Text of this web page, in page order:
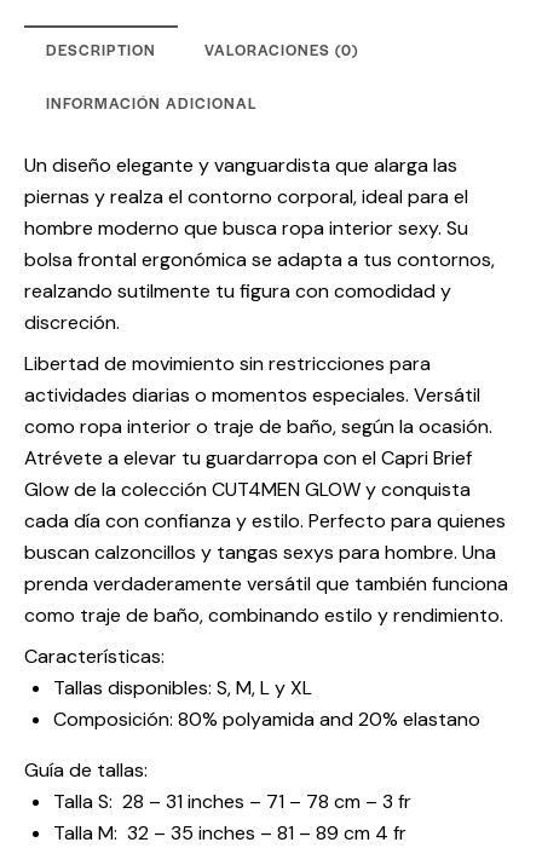
DESCRIPTION VALORACIONES (0)
INFORMACIÓN ADICIONAL
Un diseño elegante y vanguardista que alarga las
piernas y realza el contorno corporal, ideal para el
hombre moderno que busca ropa interior sexy. Su
bolsa frontal ergonómica se adapta a tus contornos,
realzando sutilmente tu figura con comodidad y
discreción.
Libertad de movimiento sin restricciones para
actividades diarias o momentos especiales. Versátil
como ropa interior o traje de baño, según la ocasión.
Atrévete a elevar tu guardarropa con el Capri Brief
Glow de la colección CUT4MEN GLOW y conquista
cada día con confianza y estilo. Perfecto para quienes
buscan calzoncillos y tangas sexys para hombre. Una
prenda verdaderamente versátil que también funciona
como traje de baño, combinando estilo y rendimiento.
Características:
Tallas disponibles: S, M, L y XL
Composición: 80% polyamida and 20% elastano
Guía de tallas:
Talla S: 28 – 31 inches – 71 – 78 cm – 3 fr
Talla M: 32 – 35 inches – 81 – 89 cm 4 fr